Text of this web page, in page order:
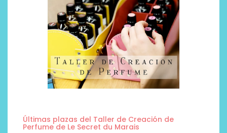
Últimas plazas del Taller de Creación de
Perfume de Le Secret du Marais